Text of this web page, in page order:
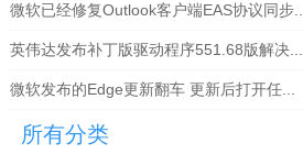
微软已经修复Outlook客户端EAS协议同步...
英伟达发布补丁版驱动程序551.68版解决...
微软发布的Edge更新翻车 更新后打开任...
所有分类